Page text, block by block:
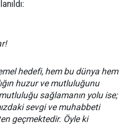
hedefi, hem bu dünya hem
huzur ve mutluluğunu
sağlamanın yolu ise;
sevgi ve muhabbeti
geçmektedir. Öyle ki